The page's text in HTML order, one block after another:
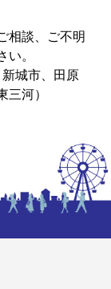
相談、ご不明
。
新城市、田原
河）